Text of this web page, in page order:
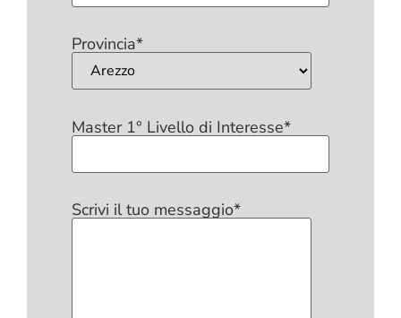
Provincia*
Master 1° Livello di Interesse*
Scrivi il tuo messaggio*